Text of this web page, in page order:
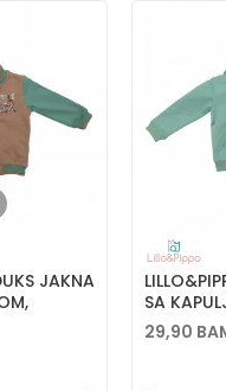
JAKNA
SA
DEČACI
29,90